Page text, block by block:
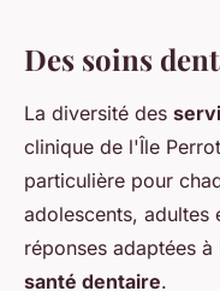
Des soins
La diversité des
clinique de l'Île
particulière pour
adolescents, adultes
réponses adaptées
santé dentaire.